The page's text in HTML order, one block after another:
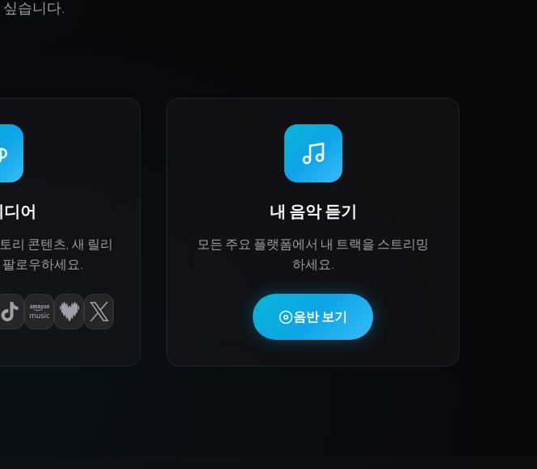
습니다.
어
리 콘텐츠, 새 릴리
로우하세요.
내 음악 듣기
모든 주요 플랫폼에서 내 트랙을 스트리밍
하세요.
음반 보기